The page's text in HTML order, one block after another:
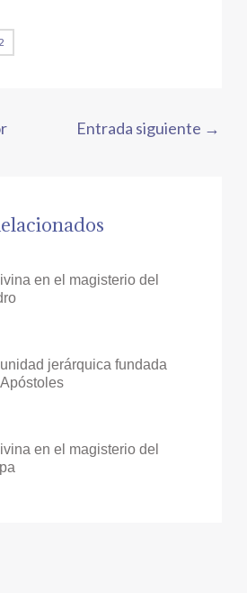
Entrada siguiente →
en el magisterio del
jerárquica fundada
en el magisterio del